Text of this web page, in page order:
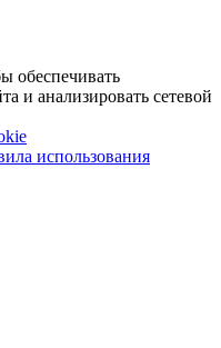
обеспечивать
и анализировать сетевой
использования